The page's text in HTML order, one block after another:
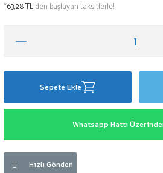
*63,28 TLden başlayan taksitlerle!
Sepete Ekle
Whatsapp Hattı
Hızlı Gönderi